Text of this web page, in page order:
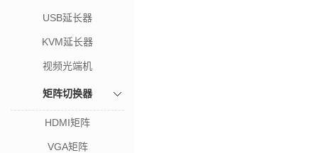
USB延长器
KVM延长器
视频光端机
矩阵切换器
HDMI矩阵
VGA矩阵